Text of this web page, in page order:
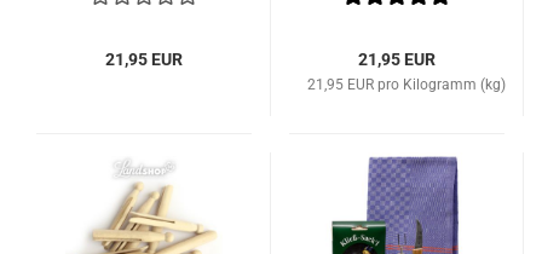
21,95 EUR 21,95 EUR
21,95 EUR pro Kilogramm (kg)